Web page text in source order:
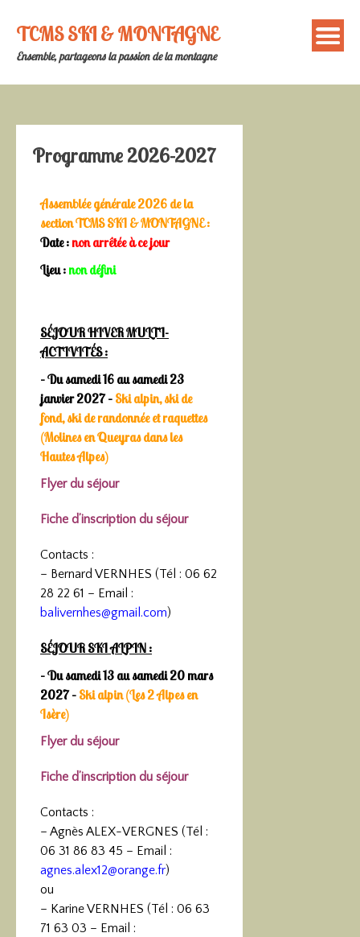
TCMS SKI & MONTAGNE
Ensemble, partageons la passion de la montagne
Programme 2026-2027
Assemblée générale 2026 de la
section TCMS SKI & MONTAGNE :
Date : non arrêtée à ce jour
Lieu : non défini
SÉJOUR HIVER MULTI-
ACTIVITÉS :
– Du samedi 16 au samedi 23
janvier 2027 – Ski alpin, ski de
fond, ski de randonnée et raquettes
(Molines en Queyras dans les
Hautes Alpes)
Flyer du séjour
Fiche d’inscription du séjour
Contacts :
– Bernard VERNHES (Tél : 06 62
28 22 61 – Email :
balivernhes@gmail.com)
SÉJOUR SKI ALPIN :
– Du samedi 13 au samedi 20 mars
2027 – Ski alpin (Les 2 Alpes en
Isère)
Flyer du séjour
Fiche d’inscription du séjour
Contacts :
– Agnès ALEX-VERGNES (Tél :
06 31 86 83 45 – Email :
agnes.alex12@orange.fr)
ou
– Karine VERNHES (Tél : 06 63
71 63 03 – Email :